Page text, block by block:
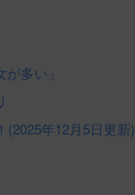
多い」
(2025年12月5日更新)